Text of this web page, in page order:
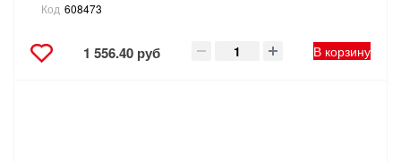
Код 608473
1 556.40 руб В корзину